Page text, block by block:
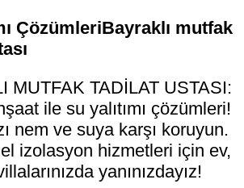
ÇözümleriBayraklı mutfak
MUTFAK TADİLAT USTASI:
ile su yalıtımı çözümleri!
nem ve suya karşı koruyun.
izolasyon hizmetleri için ev,
yanınızdayız!